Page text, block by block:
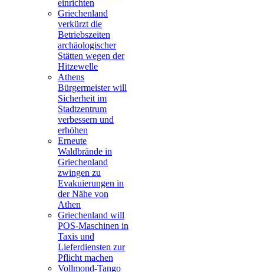
einrichten
Griechenland
verkürzt die
Betriebszeiten
archäologischer
Stätten wegen der
Hitzewelle
Athens
Bürgermeister will
Sicherheit im
Stadtzentrum
verbessern und
erhöhen
Erneute
Waldbrände in
Griechenland
zwingen zu
Evakuierungen in
der Nähe von
Athen
Griechenland will
POS-Maschinen in
Taxis und
Lieferdiensten zur
Pflicht machen
Vollmond-Tango